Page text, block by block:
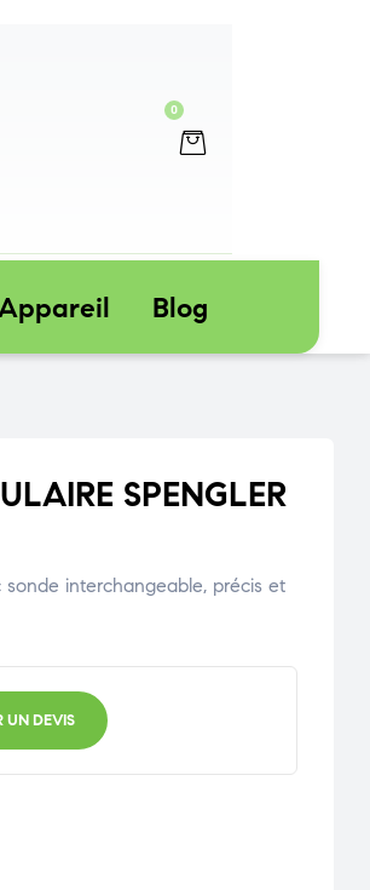
0
Blog
SPENGLER
interchangeable, précis et
UN DEVIS